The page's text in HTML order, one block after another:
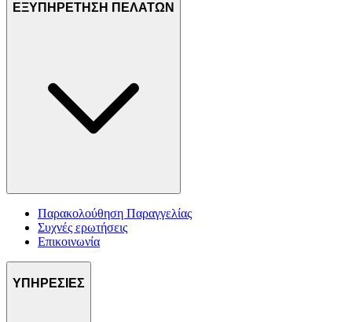
ΕΞΥΠΗΡΕΤΗΣΗ ΠΕΛΑΤΩΝ
Παρακολούθηση Παραγγελίας
Συχνές ερωτήσεις
Επικοινωνία
ΥΠΗΡΕΣΙΕΣ